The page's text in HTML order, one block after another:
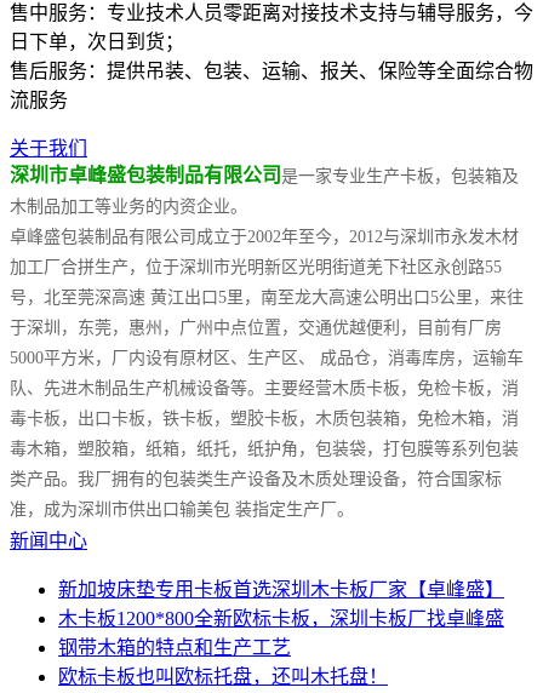
售中服务：专业技术人员零距离对接技术支持与辅导服务，今
日下单，次日到货；
售后服务：提供吊装、包装、运输、报关、保险等全面综合物
流服务
关于我们
深圳市卓峰盛包装制品有限公司 是一家专业生产卡板，包装箱及
木制品加工等业务的内资企业。
卓峰盛包装制品有限公司成立于2002年至今，2012与深圳市永发木材
加工厂合拼生产，位于深圳市光明新区光明街道羌下社区永创路55
号，北至莞深高速 黄江出口5里，南至龙大高速公明出口5公里，来往
于深圳，东莞，惠州，广州中点位置，交通优越便利，目前有厂房
5000平方米，厂内设有原材区、生产区、 成品仓，消毒库房，运输车
队、先进木制品生产机械设备等。主要经营木质卡板，免检卡板，消
毒卡板，出口卡板，铁卡板，塑胶卡板，木质包装箱，免检木箱，消
毒木箱，塑胶箱，纸箱，纸托，纸护角，包装袋，打包膜等系列包装
类产品。我厂拥有的包装类生产设备及木质处理设备，符合国家标
准，成为深圳市供出口输美包 装指定生产厂。
新闻中心
新加坡床垫专用卡板首选深圳木卡板厂家【卓峰盛】
木卡板1200*800全新欧标卡板，深圳卡板厂找卓峰盛
钢带木箱的特点和生产工艺
欧标卡板也叫欧标托盘，还叫木托盘！